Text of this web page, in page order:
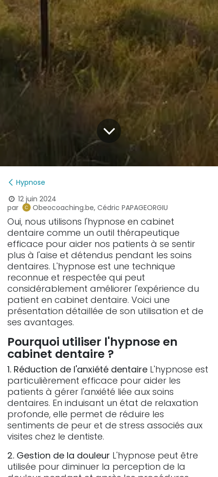
Hypnose
12 juin 2024
par
Obeocoaching.be, Cédric PAPAGEORGIU
Oui, nous utilisons l'hypnose en cabinet
dentaire comme un outil thérapeutique
efficace pour aider nos patients à se sentir
plus à l'aise et détendus pendant les soins
dentaires. L'hypnose est une technique
reconnue et respectée qui peut
considérablement améliorer l'expérience du
patient en cabinet dentaire. Voici une
présentation détaillée de son utilisation et de
ses avantages.
Pourquoi utiliser l'hypnose en
cabinet dentaire ?
1. Réduction de l'anxiété dentaire L'hypnose est
particulièrement efficace pour aider les
patients à gérer l'anxiété liée aux soins
dentaires. En induisant un état de relaxation
profonde, elle permet de réduire les
sentiments de peur et de stress associés aux
visites chez le dentiste.
2. Gestion de la douleur L'hypnose peut être
utilisée pour diminuer la perception de la